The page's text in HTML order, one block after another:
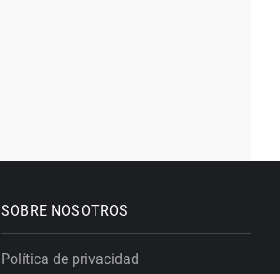
SOBRE NOSOTROS
Política de privacidad